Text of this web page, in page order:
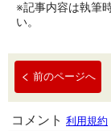
※記事内容は執筆
い。
前のページへ